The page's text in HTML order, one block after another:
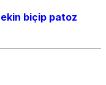
ekin biçip patoz